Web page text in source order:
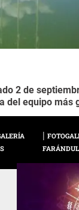
2 de
del equipo